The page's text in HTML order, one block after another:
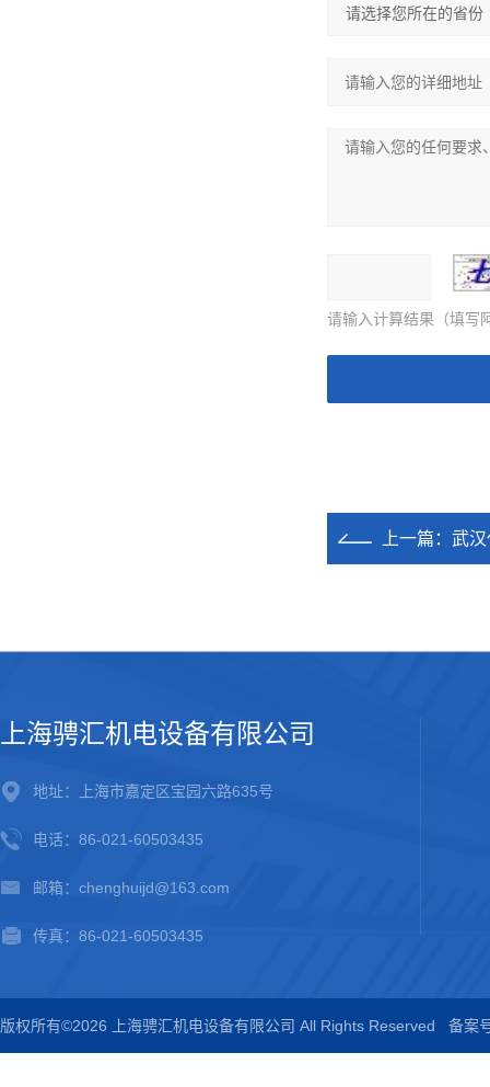
请输入计算结果（填写
上一篇： 武
上海骋汇机电设备有限公司
地址：上海市嘉定区宝园六路635号
电话：86-021-60503435
邮箱：chenghuijd@163.com
传真：86-021-60503435
版权所有©2026 上海骋汇机电设备有限公司 All Rights Reserved 备案